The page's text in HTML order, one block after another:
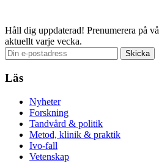
Håll dig uppdaterad! Prenumerera på
aktuellt varje vecka.
Läs
Nyheter
Forskning
Tandvård & politik
Metod, klinik & praktik
Ivo-fall
Vetenskap